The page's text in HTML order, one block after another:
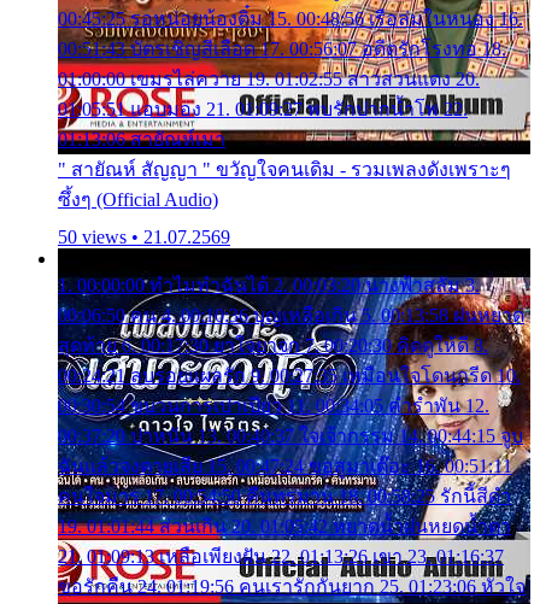
00:45:25 รอหน่อยน้องติ๋ม 15. 00:48:56 เรือล่มในหนอง 16.
00:51:43 บัตรเชิญสีเลือด 17. 00:56:07 อดีตรักโรงทอ 18.
01:00:00 เขมรไล่ควาย 19. 01:02:55 สาวสวนแตง 20.
01:05:51 แอบมอง 21. 01:09:27 พบรักปากน้ำโพ 22.
01:13:06 สายัณห์เมา
" สายัณห์ สัญญา " ขวัญใจคนเดิม - รวมเพลงดังเพราะๆ
ซึ้งๆ (Official Audio)
50 views • 21.07.2569
1. 00:00:00 ทำไมทำฉันได้ 2. 00:03:20 นางฟ้าสลัม 3.
00:06:50 คน 4. 00:10:36 บุญเหลือเกิน 5. 00:13:58 ฝนหยาด
สุดท้าย 6. 00:17:30 ยาใจยาจก 7. 00:20:30 คิดดูให้ดี 8.
00:24:21 ลบรอยแผลรัก 9. 00:27:35 เหมือนใจโดนกรีด 10.
00:30:54 ขบวนการเปาเปียว 11. 00:34:05 คำรำพัน 12.
00:37:20 ปาหนัน 13. 00:40:37 ใจเจ้ากรรม 14. 00:44:15 จูบ
ฉันแล้วจงตายเสีย 15. 00:47:24 ขอสูมาเต๊อะ 16. 00:51:11
คนใจมาร 17. 00:54:50 คืนทรมาน 18. 00:58:25 รักนี้สีดำ
19. 01:01:44 ส่วนเกิน 20. 01:05:42 หยาดน้ำฝนหยดน้ำตา
21. 01:09:13 เหลือเพียงฝัน 22. 01:13:26 เขา 23. 01:16:37
ขอรักคืน 24. 01:19:56 คนเรารักกันยาก 25. 01:23:06 หัวใจ